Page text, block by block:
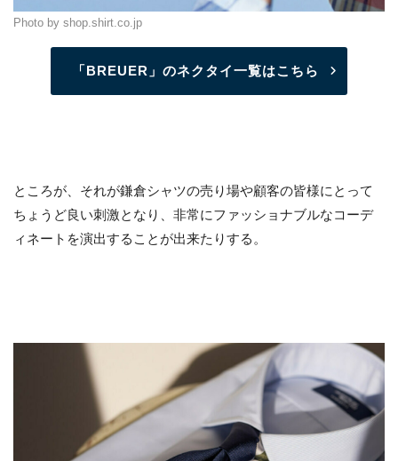
Photo by shop.shirt.co.jp
「BREUER」のネクタイ一覧はこちら
ところが、それが鎌倉シャツの売り場や顧客の皆様にとって
ちょうど良い刺激となり、非常にファッショナブルなコーデ
ィネートを演出することが出来たりする。